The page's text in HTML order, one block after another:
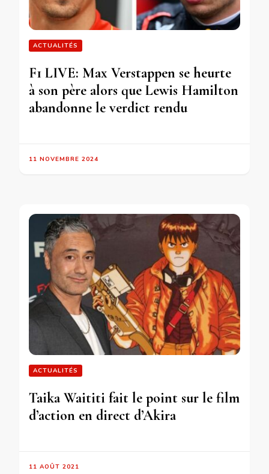
ACTUALITÉS
F1 LIVE: Max Verstappen se heurte
à son père alors que Lewis Hamilton
abandonne le verdict rendu
11 NOVEMBRE 2024
ACTUALITÉS
Taika Waititi fait le point sur le film
d’action en direct d’Akira
11 AOÛT 2021